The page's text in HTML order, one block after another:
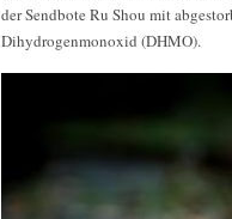
der Sendbote Ru Shou mit
Dihydrogenmonoxid (DHMO).